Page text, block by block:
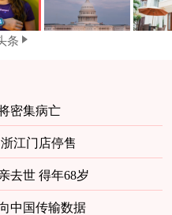
条
密集病亡
江门店停售
去世 得年68岁
中国传输数据